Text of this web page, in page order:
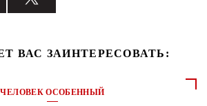
ВАС ЗАИНТЕРЕСОВАТЬ:
ЧЕЛОВЕК ОСОБЕННЫЙ